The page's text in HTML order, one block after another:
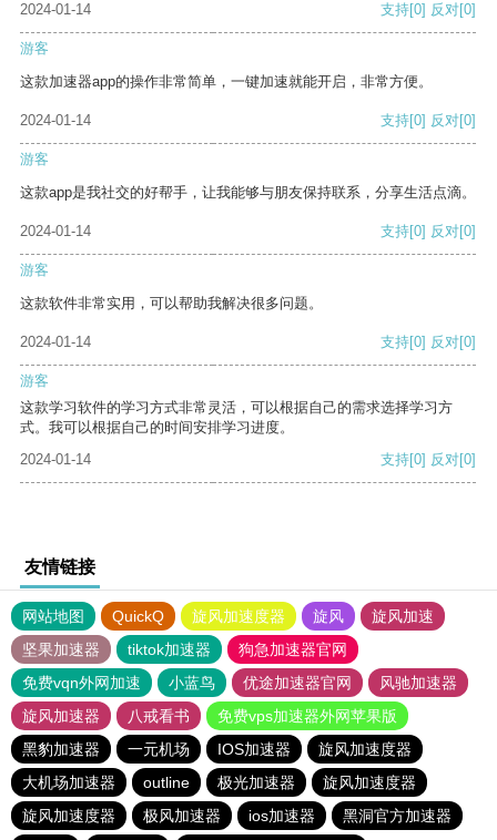
2024-01-14 支持[0] 反对[0]
游客
这款加速器app的操作非常简单，一键加速就能开启，非常方便。
2024-01-14 支持[0] 反对[0]
游客
这款app是我社交的好帮手，让我能够与朋友保持联系，分享生活点滴。
2024-01-14 支持[0] 反对[0]
游客
这款软件非常实用，可以帮助我解决很多问题。
2024-01-14 支持[0] 反对[0]
游客
这款学习软件的学习方式非常灵活，可以根据自己的需求选择学习方
式。我可以根据自己的时间安排学习进度。
2024-01-14
支持[0] 反对[0]
友情链接
网站地图 QuickQ 旋风加速度器 旋风
旋风加速
坚果加速器
tiktok加速器
狗急加速器官网
免费vqn外网加速
小蓝鸟 优途加速器官网
风驰加速器
旋风加速器
八戒看书
免费vps加速器外网苹果版
黑豹加速器
一元机场 IOS加速器
旋风加速度器
大机场加速器
outline 极光加速器
旋风加速度器
旋风加速度器
极风加速器 ios加速器 黑洞官方加速器